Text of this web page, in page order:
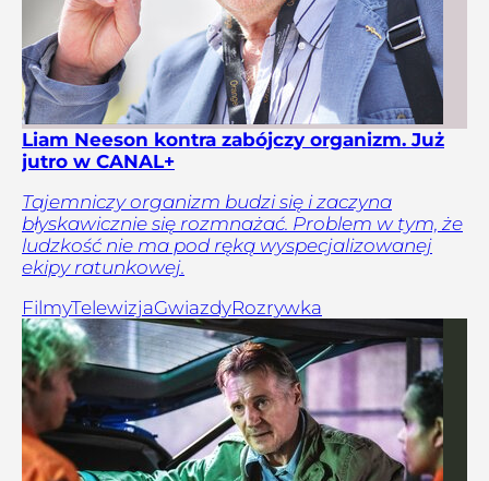
Liam Neeson kontra zabójczy organizm. Już
jutro w CANAL+
Tajemniczy organizm budzi się i zaczyna
błyskawicznie się rozmnażać. Problem w tym, że
ludzkość nie ma pod ręką wyspecjalizowanej
ekipy ratunkowej.
FilmyTelewizjaGwiazdyRozrywka